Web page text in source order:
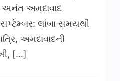
અમદાવાદ
લાંબા સમયથી
અમદાવાદની
[…]